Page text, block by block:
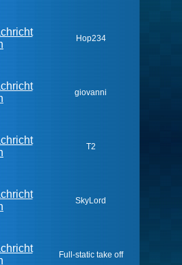
Hop234
giovanni
T2
SkyLord
Full-static take off